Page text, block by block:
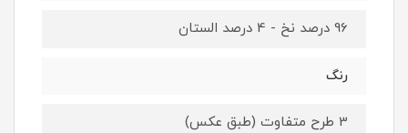
96 درصد نخ - 4 درصد الستان
رنگ
3 طرح متفاوت (طبق عکس)